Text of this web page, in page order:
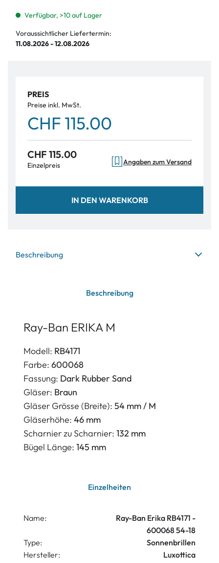
Verfügbar, >10 auf Lager
Voraussichtlicher Liefertermin:
11.08.2026 - 12.08.2026
PREIS
Preise inkl. MwSt.
CHF 115.00
CHF 115.00
Einzelpreis Angaben zum Versand
IN DEN WARENKORB
Beschreibung
Beschreibung
Ray-Ban ERIKA M
Modell: RB4171
Farbe: 600068
Fassung: Dark Rubber Sand
Gläser: Braun
Gläser Grösse (Breite): 54 mm / M
Gläserhöhe: 46 mm
Scharnier zu Scharnier: 132 mm
Bügel Länge: 145 mm
Einzelheiten
Name:
Ray-Ban Erika RB4171 -
600068 54-18
Type:
Sonnenbrillen
Hersteller:
Luxottica